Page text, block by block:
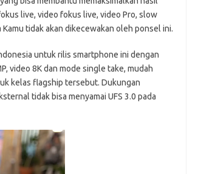
live, video fokus live, video Pro, slow
tidak akan dikecewakan oleh ponsel ini.
untuk rilis smartphone ini dengan
video 8K dan mode single take, mudah
kelas flagship tersebut. Dukungan
tidak bisa menyamai UFS 3.0 pada